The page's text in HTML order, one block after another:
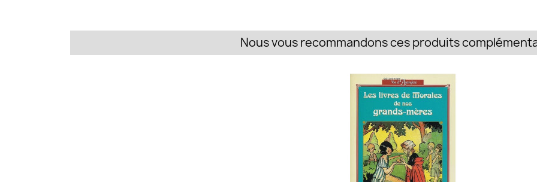
Nous vous recommandons ces produits